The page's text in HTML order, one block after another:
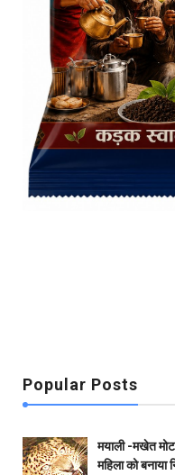
Popular Posts
मयाली -मखेत
महिला को बनाया